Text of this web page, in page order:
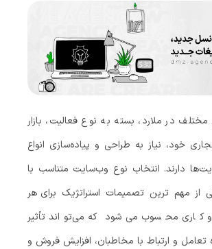
در ملارد، بسته به نوع فعالیت، بازار
خود، نیاز به طراحی و پیاده‌سازی انواع
دارند. انتخاب نوع وب‌سایت متناسب با
مهم‌ ترین تصمیمات استراتژیک برای هر
محسوب می‌شود که می‌تواند تأثیر
تعامل و ارتباط با مخاطبان، افزایش فروش و